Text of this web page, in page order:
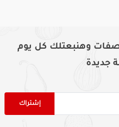
وهنبعتلك كل يوم
جديدة